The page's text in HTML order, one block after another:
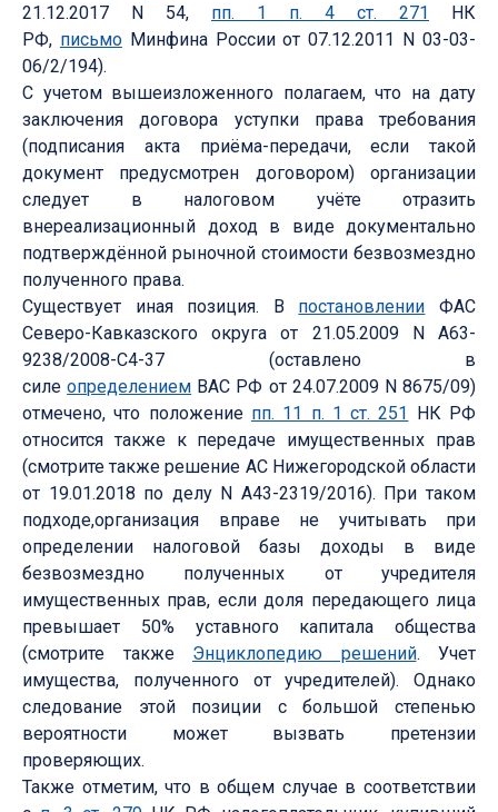
21.12.2017 N 54, пп. 1 п. 4 ст. 271
НК
РФ, письмоМинфина России от 07.12.2011 N 03-03-
06/2/194).
С учетом вышеизложенного полагаем, что на дату
заключения договора уступки права требования
(подписания акта приёма-передачи, если такой
документ предусмотрен договором) организации
следует в налоговом учёте отразить
внереализационный доход в виде документально
подтверждённой рыночной стоимости безвозмездно
полученного права.
Существует иная позиция. В постановлении ФАС
Северо-Кавказского округа от 21.05.2009 N А63-
9238/2008-С4-37 (оставлено в
силеопределением ВАС РФ от 24.07.2009 N 8675/09)
отмечено, что положение пп. 11 п. 1 ст. 251 НК РФ
относится также к передаче имущественных прав
(смотрите также решение АС Нижегородской области
от 19.01.2018 по делу N А43-2319/2016). При таком
подходе,организация вправе не учитывать при
определении налоговой базы доходы в виде
безвозмездно полученных от учредителя
имущественных прав, если доля передающего лица
превышает 50% уставного капитала общества
(смотрите также Энциклопедию решений. Учет
имущества, полученного от учредителей). Однако
следование этой позиции с большой степенью
вероятности может вызвать претензии
проверяющих.
Также отметим, что в общем случае в соответствии